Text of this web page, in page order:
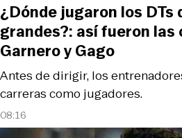
08:16
Antes de dirigir, los
carreras como jugadores.
¿Dónde jugaron los DTs
grandes?: así fueron
Garnero y Gago